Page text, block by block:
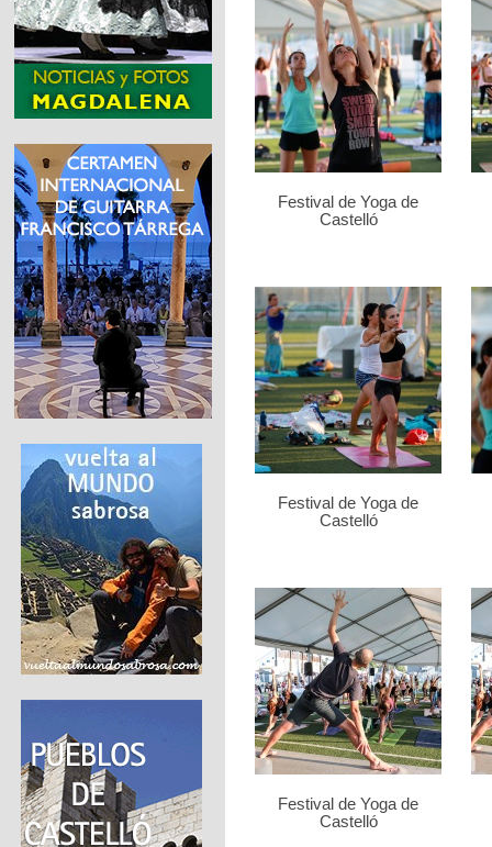
Festival de Yoga de
Castelló
Festival de Yoga de
Castelló
Festival de Yoga de
Castelló